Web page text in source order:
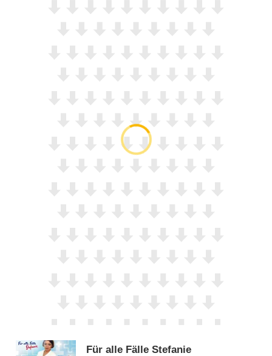
Für alle Fälle Stefanie